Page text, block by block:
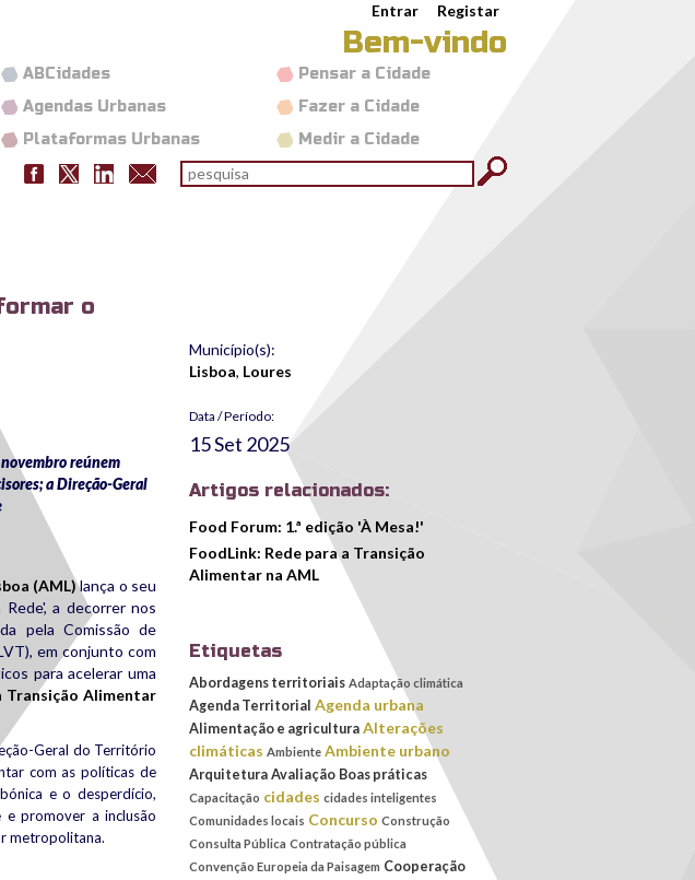
Entrar Registar
Bem-vindo
Pensar a Cidade
Fazer a Cidade
Medir a Cidade
ABCidades
Agendas Urbanas
Plataformas Urbanas
Formulário de pesquisa
pesquisar
o
reúnem
a Direção-Geral
(AML)lança o seu
a decorrer nos
pela Comissão de
em conjunto com
para acelerar uma
Transição Alimentar
Geral do Território
com as políticas de
e o desperdício,
e promover a inclusão
metropolitana.
Município(s):
Lisboa, Loures
Data / Período:
15 Set 2025
Artigos relacionados:
Food Forum: 1.ª edição 'À Mesa!'
FoodLink: Rede para a Transição
Alimentar na AML
Etiquetas
Abordagens territoriais Adaptação climática
Agenda Territorial Agenda urbana
Alimentação e agricultura Alterações
climáticas Ambiente Ambiente urbano
Arquitetura Avaliação Boas práticas
Capacitação cidades cidades inteligentes
Comunidades locais Concurso Construção
Consulta Pública Contratação pública
Convenção Europeia da Paisagem Cooperação